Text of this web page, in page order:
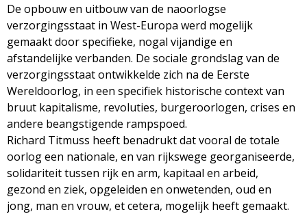
z
i
n
e
De opbouw en uitbouw van de naoorlogse
verzorgingsstaat in West-Europa werd mogelijk
gemaakt door specifieke, nogal vijandige en
afstandelijke verbanden. De sociale grondslag van de
verzorgingsstaat ontwikkelde zich na de Eerste
Wereldoorlog, in een specifiek historische context van
bruut kapitalisme, revoluties, burgeroorlogen, crises en
andere beangstigende rampspoed.
Richard Titmuss heeft benadrukt dat vooral de totale
oorlog een nationale, en van rijkswege georganiseerde,
solidariteit tussen rijk en arm, kapitaal en arbeid,
gezond en ziek, opgeleiden en onwetenden, oud en
jong, man en vrouw, et cetera, mogelijk heeft gemaakt.